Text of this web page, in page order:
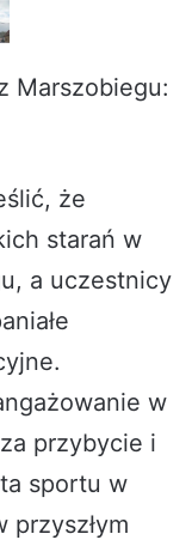
Marszobiegu:
że
starań w
a uczestnicy
w
przybycie i
sportu w
przyszłym